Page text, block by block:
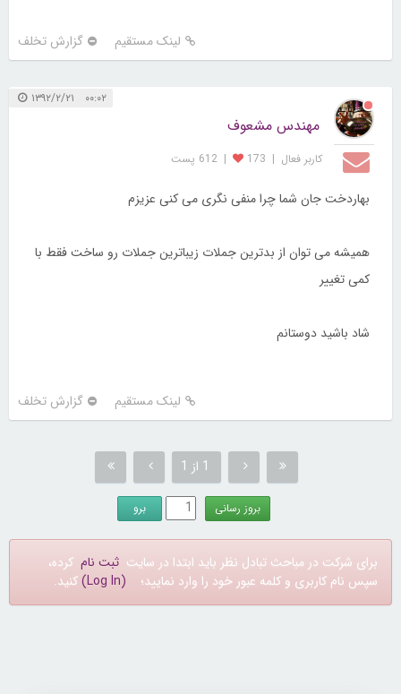
لینک مستقیم گزارش تخلف
۰۰:۰۲ ۱۳۹۲/۲/۲۱
مهندس مشعوف
کاربر فعال |
173
| 612 پست
بهاردخت جان شما چرا منفی نگری می کنی عزیزم
همیشه می توان از بدترین جملات زیباترین جملات رو ساخت فقط با
کمی تغییر
شاد باشید دوستانم
لینک مستقیم گزارش تخلف
1 از 1
برای شرکت در مباحث تبادل نظر باید ابتدا در سایت ثبت نام کرده،
سپس نام کاربری و کلمه عبور خود را وارد نمایید؛ (Log In) کنید.